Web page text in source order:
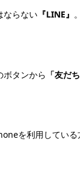
ならない 『LINE』
ボタンから 「友だ
を利用してい